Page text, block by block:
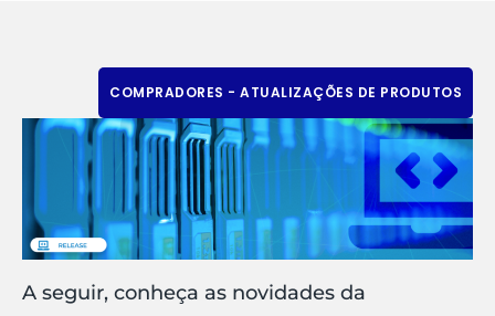
COMPRADORES - ATUALIZAÇÕES DE PRODUTOS
A seguir, conheça as novidades da